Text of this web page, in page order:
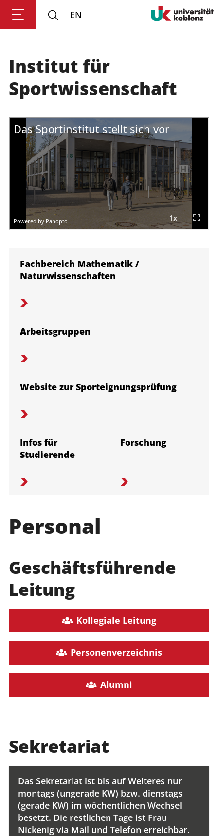
Anmelden Impressum
EN
Institut für
Sportwissenschaft
Fachbereich Mathematik /
Naturwissenschaften
Arbeitsgruppen
Website zur Sporteignungsprüfung
Infos für
Studierende
Forschung
Personal
Geschäftsführende
Leitung
Kollegiale Leitung
Personenverzeichnis
Alumni
Sekretariat
Das Sekretariat ist bis auf Weiteres nur
montags (ungerade KW) bzw. dienstags
(gerade KW) im wöchentlichen Wechsel
besetzt. Die restlichen Tage ist Frau
Nickenig via Mail und Telefon erreichbar.